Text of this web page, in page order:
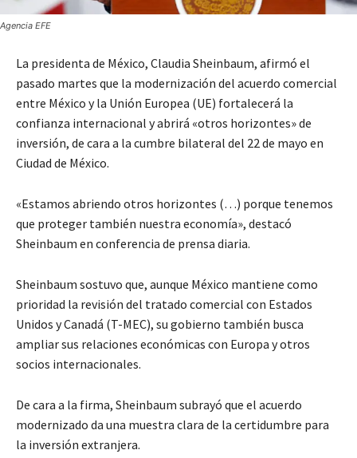
Agencia EFE
La presidenta de México, Claudia Sheinbaum, afirmó el
pasado martes que la modernización del acuerdo comercial
entre México y la Unión Europea (UE) fortalecerá la
confianza internacional y abrirá «otros horizontes» de
inversión, de cara a la cumbre bilateral del 22 de mayo en
Ciudad de México.
«Estamos abriendo otros horizontes (…) porque tenemos
que proteger también nuestra economía», destacó
Sheinbaum en conferencia de prensa diaria.
Sheinbaum sostuvo que, aunque México mantiene como
prioridad la revisión del tratado comercial con Estados
Unidos y Canadá (T-MEC), su gobierno también busca
ampliar sus relaciones económicas con Europa y otros
socios internacionales.
De cara a la firma, Sheinbaum subrayó que el acuerdo
modernizado da una muestra clara de la certidumbre para
la inversión extranjera.